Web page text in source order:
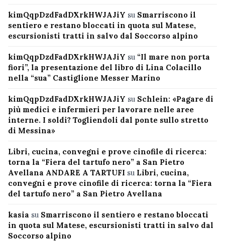
kimQqpDzdFadDXrkHWJAJiY su Smarriscono il
sentiero e restano bloccati in quota sul Matese,
escursionisti tratti in salvo dal Soccorso alpino
kimQqpDzdFadDXrkHWJAJiY su “Il mare non porta
fiori”, la presentazione del libro di Lina Colacillo
nella “sua” Castiglione Messer Marino
kimQqpDzdFadDXrkHWJAJiY su Schlein: «Pagare di
più medici e infermieri per lavorare nelle aree
interne. I soldi? Togliendoli dal ponte sullo stretto
di Messina»
Libri, cucina, convegni e prove cinofile di ricerca:
torna la “Fiera del tartufo nero” a San Pietro
Avellana ANDARE A TARTUFI su Libri, cucina,
convegni e prove cinofile di ricerca: torna la “Fiera
del tartufo nero” a San Pietro Avellana
kasia su Smarriscono il sentiero e restano bloccati
in quota sul Matese, escursionisti tratti in salvo dal
Soccorso alpino